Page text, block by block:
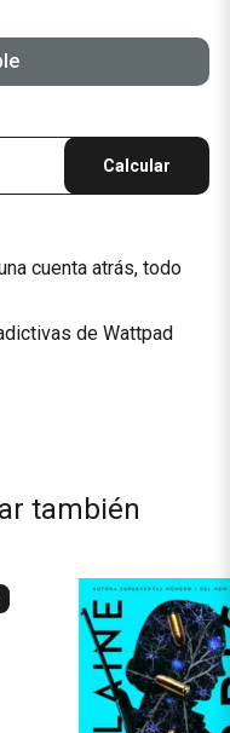
Calcular
cuenta atrás, todo
de Wattpad
también